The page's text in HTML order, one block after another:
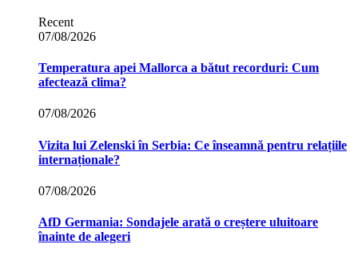
Recent
07/08/2026
Temperatura apei Mallorca a bătut recorduri: Cum
afectează clima?
07/08/2026
Vizita lui Zelenski în Serbia: Ce înseamnă pentru relațiile
internaționale?
07/08/2026
AfD Germania: Sondajele arată o creștere uluitoare
înainte de alegeri